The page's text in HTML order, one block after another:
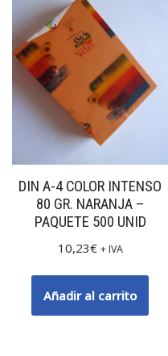
DIN A-4 COLOR INTENSO
80 GR. NARANJA –
PAQUETE 500 UNID
10,23€ + IVA
Añadir al carrito